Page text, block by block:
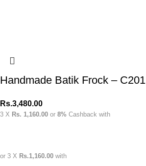
Handmade Batik Frock – C201
Rs.3,480.00
3 X Rs. 1,160.00 or 8% Cashback with
or 3 X Rs.1,160.00 with